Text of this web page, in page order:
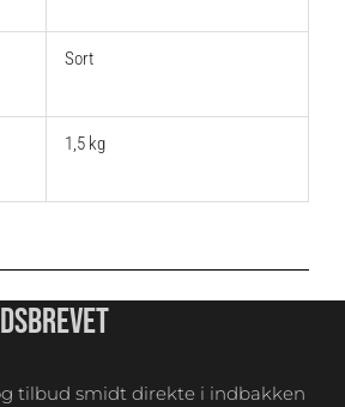
Sort
1,5 kg
tilbud smidt direkte i indbakken